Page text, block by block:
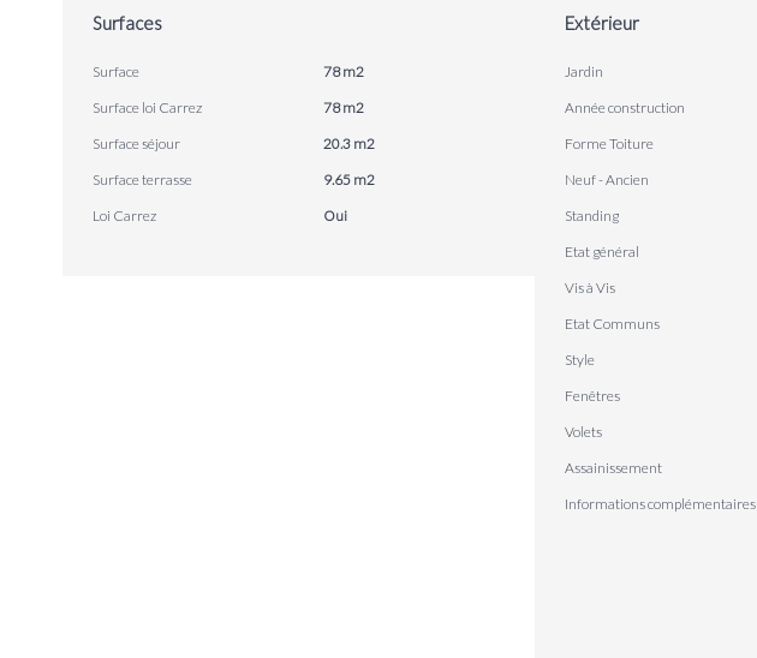
Surfaces
Surface
78 m2
Surface loi Carrez
78 m2
Surface séjour
20.3 m2
Surface terrasse
9.65 m2
Loi Carrez
Oui
Extérieur
Jardin
Année construction
Forme Toiture
Neuf - Ancien
Standing
Etat général
Vis à Vis
Etat Communs
Style
Fenêtres
Volets
Assainissement
Informations complémentaires